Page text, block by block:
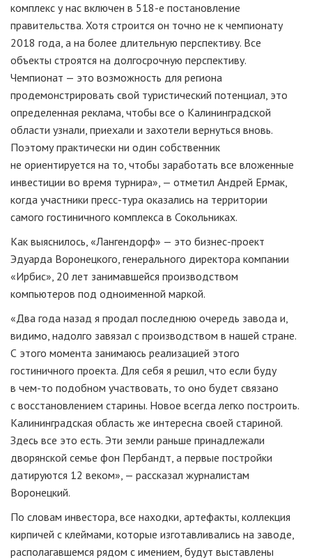
комплекс у нас включен в 518-е постановление
правительства. Хотя строится он точно не к чемпионату
2018 года, а на более длительную перспективу. Все
объекты строятся на долгосрочную перспективу.
Чемпионат — это возможность для региона
продемонстрировать свой туристический потенциал, это
определенная реклама, чтобы все о Калининградской
области узнали, приехали и захотели вернуться вновь.
Поэтому практически ни один собственник
не ориентируется на то, чтобы заработать все вложенные
инвестиции во время турнира», — отметил Андрей Ермак,
когда участники пресс-тура оказались на территории
самого гостиничного комплекса в Сокольниках.
Как выяснилось, «Лангендорф» — это бизнес-проект
Эдуарда Воронецкого, генерального директора компании
«Ирбис», 20 лет занимавшейся производством
компьютеров под одноименной маркой.
«Два года назад я продал последнюю очередь завода и,
видимо, надолго завязал с производством в нашей стране.
С этого момента занимаюсь реализацией этого
гостиничного проекта. Для себя я решил, что если буду
в чем-то подобном участвовать, то оно будет связано
с восстановлением старины. Новое всегда легко построить.
Калининградская область же интересна своей стариной.
Здесь все это есть. Эти земли раньше принадлежали
дворянской семье фон Пербандт, а первые постройки
датируются 12 веком», — рассказал журналистам
Воронецкий.
По словам инвестора, все находки, артефакты, коллекция
кирпичей с клеймами, которые изготавливались на заводе,
располагавшемся рядом с имением, будут выставлены